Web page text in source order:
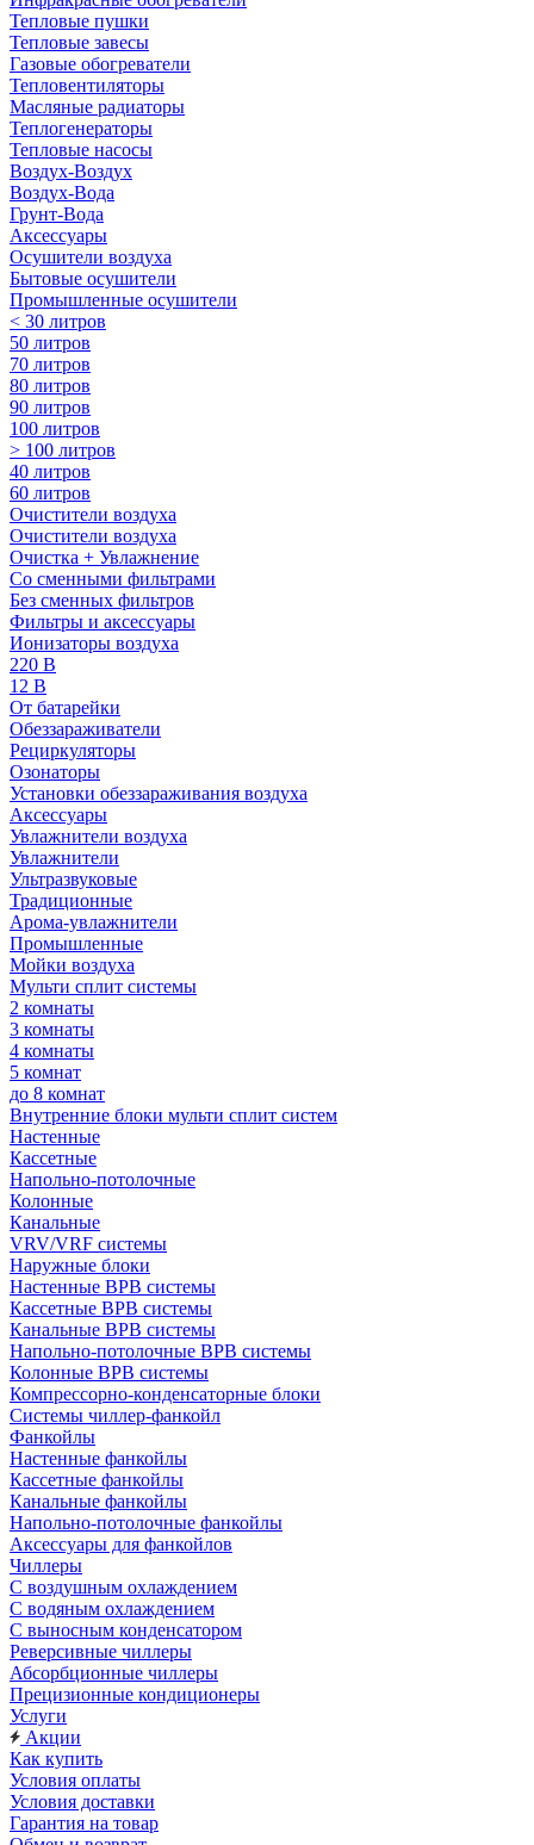
Тепловые пушки
Тепловые завесы
Газовые обогреватели
Тепловентиляторы
Масляные радиаторы
Теплогенераторы
Тепловые насосы
Воздух-Воздух
Воздух-Вода
Грунт-Вода
Аксессуары
Осушители воздуха
Бытовые осушители
Промышленные осушители
< 30 литров
50 литров
70 литров
80 литров
90 литров
100 литров
> 100 литров
40 литров
60 литров
Очистители воздуха
Очистители воздуха
Очистка + Увлажнение
Cо сменными фильтрами
Без сменных фильтров
Фильтры и аксессуары
Ионизаторы воздуха
220 В
12 В
От батарейки
Обеззараживатели
Рециркуляторы
Озонаторы
Установки обеззараживания воздуха
Аксессуары
Увлажнители воздуха
Увлажнители
Ультразвуковые
Традиционные
Арома-увлажнители
Промышленные
Мойки воздуха
Мульти сплит системы
2 комнаты
3 комнаты
4 комнаты
5 комнат
до 8 комнат
Внутренние блоки мульти сплит систем
Настенные
Кассетные
Напольно-потолочные
Колонные
Канальные
VRV/VRF системы
Наружные блоки
Настенные ВРВ системы
Кассетные ВРВ системы
Канальные ВРВ системы
Напольно-потолочные ВРВ системы
Колонные ВРВ системы
Компрессорно-конденсаторные блоки
Системы чиллер-фанкойл
Фанкойлы
Настенные фанкойлы
Кассетные фанкойлы
Канальные фанкойлы
Напольно-потолочные фанкойлы
Аксессуары для фанкойлов
Чиллеры
С воздушным охлаждением
С водяным охлаждением
С выносным конденсатором
Реверсивные чиллеры
Абсорбционные чиллеры
Прецизионные кондиционеры
Услуги
Акции
Как купить
Условия оплаты
Условия доставки
Гарантия на товар